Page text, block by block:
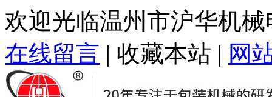
欢迎光临温州市沪华机
在线留言 | 收藏本站 | 网